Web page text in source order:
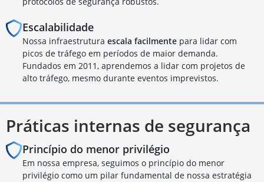
Escalabilidade
Nossa infraestrutura escala facilmente para lidar com
picos de tráfego em períodos de maior demanda.
Fundados em 2011, aprendemos a lidar com projetos de
alto tráfego, mesmo durante eventos imprevistos.
Práticas internas de segurança
Princípio do menor privilégio
Em nossa empresa, seguimos o princípio do menor
privilégio como um pilar fundamental de nossa estratégia